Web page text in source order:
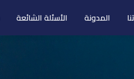
المدونة الأسئلة الشائعة